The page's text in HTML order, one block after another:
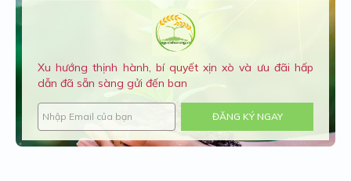
Xu hướng thịnh hành, bí quyết xịn xò và ưu đãi hấp
dẫn đã sẵn sàng gửi đến ban
ĐĂNG KÝ NGAY